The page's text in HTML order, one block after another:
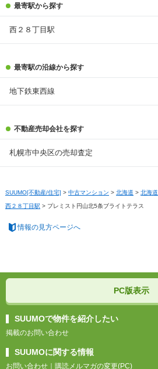
最寄駅から探す
西２８丁目駅
最寄駅の沿線から探す
地下鉄東西線
不動産売却会社を探す
札幌市中央区の売却査定
SUUMO[不動産/住宅] > 中古マンション > 北海道 > 北海道
西２８丁目駅 > プレミスト円山北5条ブライトテラス
情報の見方ページへ
PC版表示
SUUMOで物件を紹介したい
掲載のお問い合わせ
SUUMOに関する情報
お問い合わせ 購読メルマガの変更(PC)